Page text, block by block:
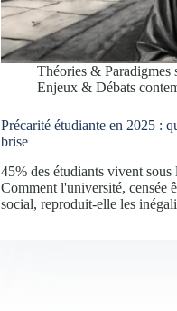
Théories & Paradigmes
Enjeux & Débats
Précarité étudiante en 2025 :
brise
45% des étudiants vivent sous
Comment l'université, censée
social, reproduit-elle les